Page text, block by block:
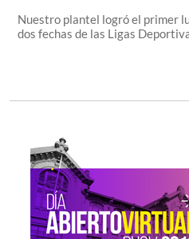
Nuestro plantel logró el primer
dos fechas de las Ligas